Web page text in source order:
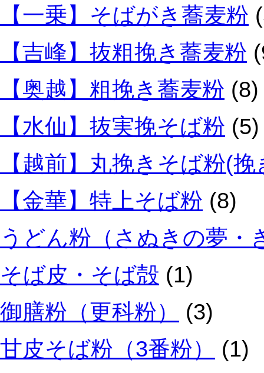
【一乗】そばがき蕎麦粉
【吉峰】抜粗挽き蕎麦粉
【奥越】粗挽き蕎麦粉 (8)
【水仙】抜実挽そば粉 (5)
【越前】丸挽きそば粉(
【金華】特上そば粉 (8)
うどん粉（さぬきの夢・
そば皮・そば殻 (1)
御膳粉（更科粉）
(3)
甘皮そば粉（3番粉）
(1)